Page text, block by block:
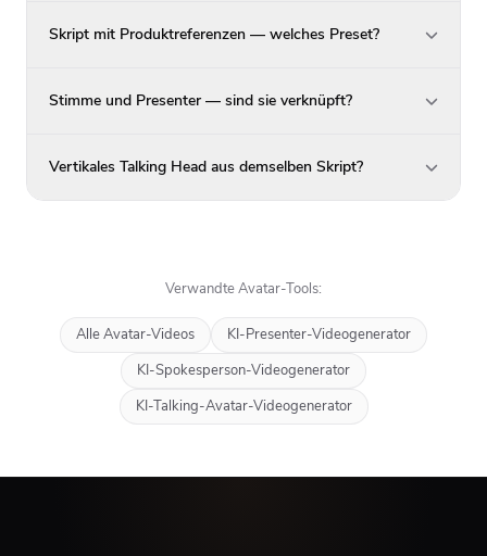
Skript mit Produktreferenzen — welches Preset?
Stimme und Presenter — sind sie verknüpft?
Vertikales Talking Head aus demselben Skript?
Verwandte Avatar-Tools:
Alle Avatar-Videos
KI-Presenter-Videogenerator
KI-Spokesperson-Videogenerator
KI-Talking-Avatar-Videogenerator